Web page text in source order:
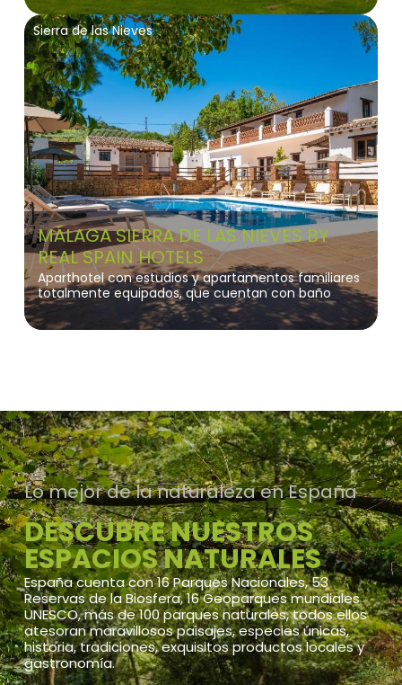
Sierra de las Nieves
MÁLAGA SIERRA DE LAS NIEVES BY
REAL SPAIN HOTELS
Aparthotel con estudios y apartamentos familiares
totalmente equipados, que cuentan con baño
privado, cocina y piscina.
Lo mejor de la naturaleza en España
DESCUBRE NUESTROS
ESPACIOS NATURALES
España cuenta con 16 Parques Nacionales, 53
Reservas de la Biosfera, 16 Geoparques mundiales
UNESCO, más de 100 parques naturales, todos ellos
atesoran maravillosos paisajes, especies únicas,
historia, tradiciones, exquisitos productos locales y
gastronomía.